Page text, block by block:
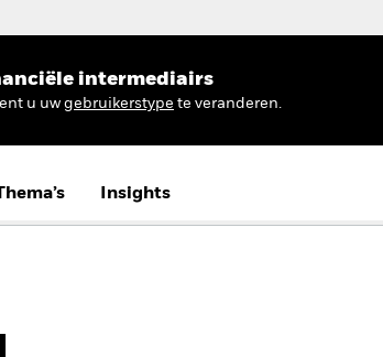
intermediairs
u uw gebruikerstype te veranderen.
Insights